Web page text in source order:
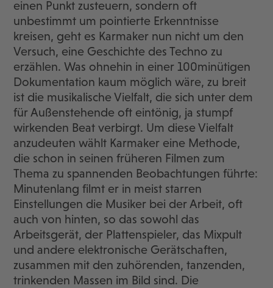
einen Punkt zusteuern, sondern oft
unbestimmt um pointierte Erkenntnisse
kreisen, geht es Karmaker nun nicht um den
Versuch, eine Geschichte des Techno zu
erzählen. Was ohnehin in einer 100minütigen
Dokumentation kaum möglich wäre, zu breit
ist die musikalische Vielfalt, die sich unter dem
für Außenstehende oft eintönig, ja stumpf
wirkenden Beat verbirgt. Um diese Vielfalt
anzudeuten wählt Karmaker eine Methode,
die schon in seinen früheren Filmen zum
Thema zu spannenden Beobachtungen führte:
Minutenlang filmt er in meist starren
Einstellungen die Musiker bei der Arbeit, oft
auch von hinten, so das sowohl das
Arbeitsgerät, der Plattenspieler, das Mixpult
und andere elektronische Gerätschaften,
zusammen mit den zuhörenden, tanzenden,
trinkenden Massen im Bild sind. Die